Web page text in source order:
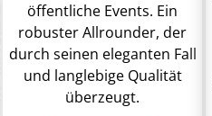
öffentliche Events. Ein
robuster Allrounder, der
durch seinen eleganten Fall
und langlebige Qualität
überzeugt.